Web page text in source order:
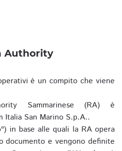
Authority
è un compito che viene
Sammarinese (RA) è
Italia San Marino S.p.A..
in base alle quali la RA opera
documento e vengono definite